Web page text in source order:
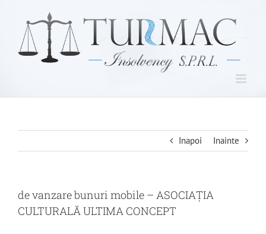
content
Inapoi Inainte
de vanzare bunuri mobile – ASOCIAŢIA
CULTURALĂ ULTIMA CONCEPT